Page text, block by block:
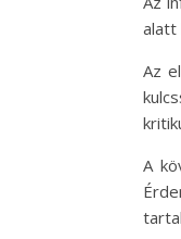
alatt
Az
A